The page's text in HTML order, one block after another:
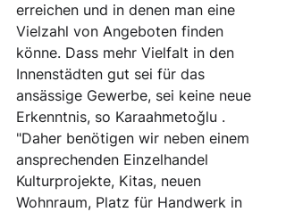
erreichen und in denen man eine
Vielzahl von Angeboten finden
könne. Dass mehr Vielfalt in den
Innenstädten gut sei für das
ansässige Gewerbe, sei keine neue
Erkenntnis, so Karaahmetoǧlu .
"Daher benötigen wir neben einem
ansprechenden Einzelhandel
Kulturprojekte, Kitas, neuen
Wohnraum, Platz für Handwerk in